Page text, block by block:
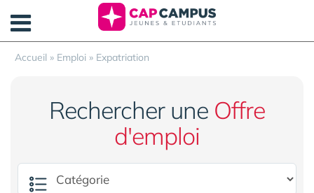
Accueil » Emploi » Expatriation
Rechercher une Offre
d'emploi
Panneau de gestion des cookies